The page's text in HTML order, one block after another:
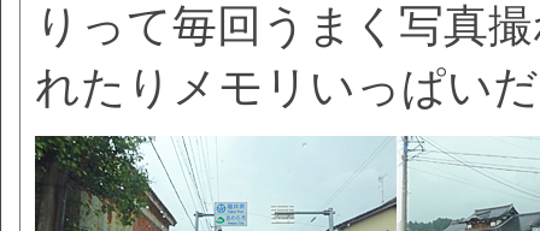
りって毎回うまく写真
れたりメモリいっぱい